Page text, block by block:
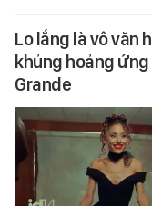
Lo lắng là vô văn
khủng hoảng
Grande